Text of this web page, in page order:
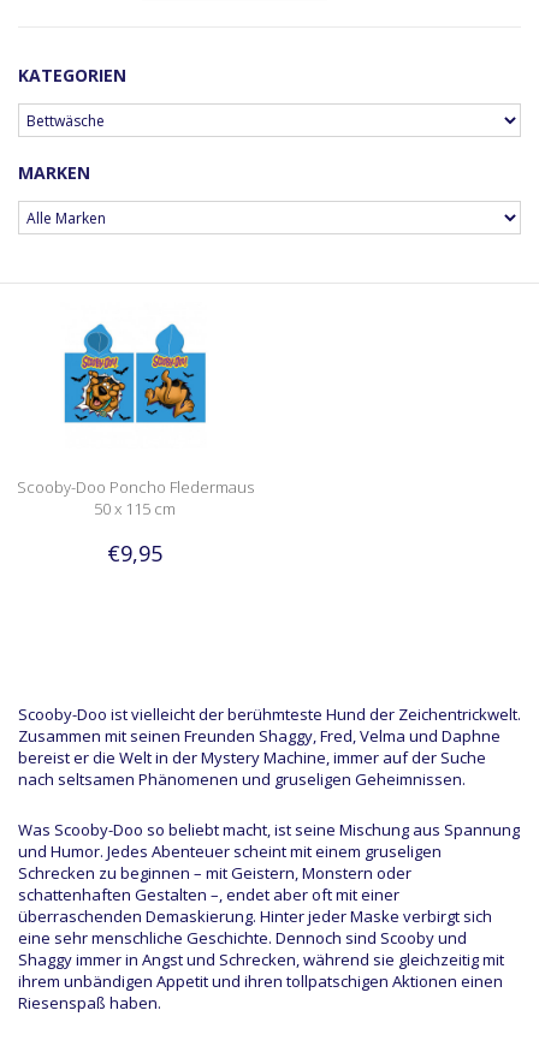
KATEGORIEN
MARKEN
Scooby-Doo Poncho Fledermaus
50 x 115 cm
€9,95
Scooby-Doo ist vielleicht der berühmteste Hund der Zeichentrickwelt.
Zusammen mit seinen Freunden Shaggy, Fred, Velma und Daphne
bereist er die Welt in der Mystery Machine, immer auf der Suche
nach seltsamen Phänomenen und gruseligen Geheimnissen.
Was Scooby-Doo so beliebt macht, ist seine Mischung aus Spannung
und Humor. Jedes Abenteuer scheint mit einem gruseligen
Schrecken zu beginnen – mit Geistern, Monstern oder
schattenhaften Gestalten –, endet aber oft mit einer
überraschenden Demaskierung. Hinter jeder Maske verbirgt sich
eine sehr menschliche Geschichte. Dennoch sind Scooby und
Shaggy immer in Angst und Schrecken, während sie gleichzeitig mit
ihrem unbändigen Appetit und ihren tollpatschigen Aktionen einen
Riesenspaß haben.